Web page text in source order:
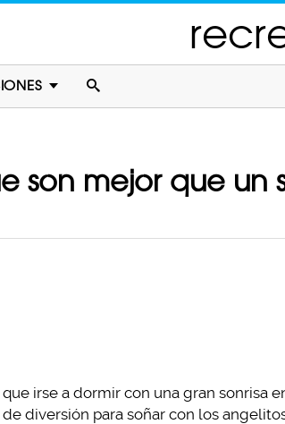
son mejor que un
irse a dormir con una gran sonrisa
diversión para soñar con los